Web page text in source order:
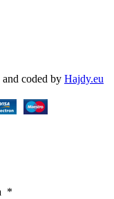
coded by Hajdy.eu
*